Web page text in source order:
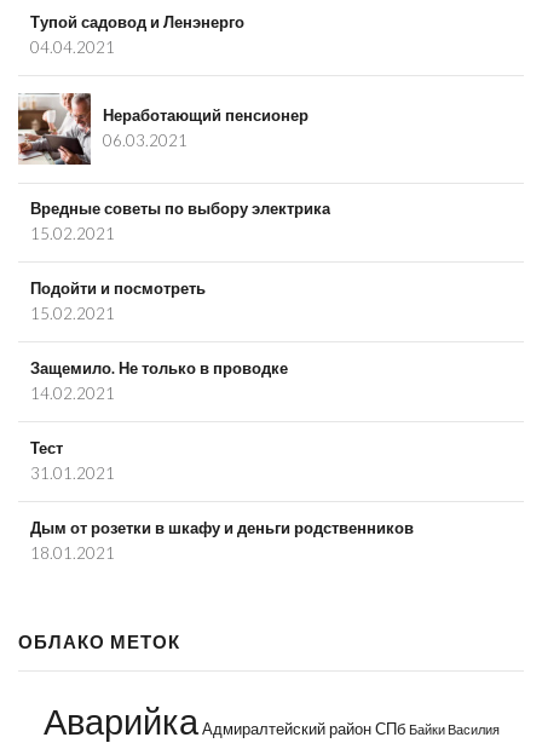
Тупой садовод и Ленэнерго
04.04.2021
Неработающий пенсионер
06.03.2021
Вредные советы по выбору электрика
15.02.2021
Подойти и посмотреть
15.02.2021
Защемило. Не только в проводке
14.02.2021
Тест
31.01.2021
Дым от розетки в шкафу и деньги родственников
18.01.2021
ОБЛАКО МЕТОК
Аварийка Адмиралтейский район СПб Байки Василия